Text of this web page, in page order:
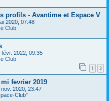
profils - Avantime et Espace V
2020, 07:48
Club
févr. 2022, 09:35
Club
1 2
fevrier 2019
nov. 2020, 23:47
Club"